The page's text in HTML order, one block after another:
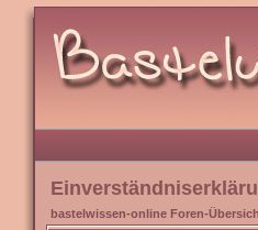
bastelwissen-online Foren-